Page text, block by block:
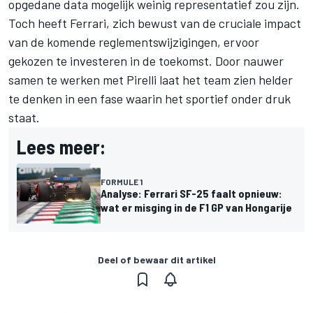
opgedane data mogelijk weinig representatief zou zijn.
Toch heeft Ferrari, zich bewust van de cruciale impact
van de komende reglementswijzigingen, ervoor
gekozen te investeren in de toekomst. Door nauwer
samen te werken met Pirelli laat het team zien helder
te denken in een fase waarin het sportief onder druk
staat.
Lees meer:
FORMULE 1
Analyse: Ferrari SF-25 faalt opnieuw:
wat er misging in de F1 GP van Hongarije
Deel of bewaar dit artikel